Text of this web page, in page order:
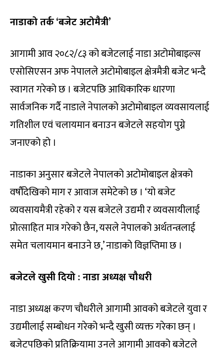
नाडाको तर्क ‘बजेट अटोमैत्री’
आगामी आव २०८२/८३ को बजेटलाई नाडा अटोमोबाइल्स
एसोसिएसन अफ नेपालले अटोमोबाइल क्षेत्रमैत्री बजेट भन्दै
स्वागत गरेको छ । बजेटपछि आधिकारिक धारणा
सार्वजनिक गर्दै नाडाले नेपालको अटोमोबाइल व्यवसायलाई
गतिशील एवं चलायमान बनाउन बजेटले सहयोग पुग्ने
जनाएको हो ।
नाडाका अनुसार बजेटले नेपालको अटोमोबाइल क्षेत्रको
वर्षौंदेखिको माग र आवाज समेटेको छ । ‘यो बजेट
व्यवसायमैत्री रहेको र यस बजेटले उद्यमी र व्यवसायीलाई
प्रोत्साहित मात्र गरेको छैन, यसले नेपालको अर्थतन्त्रलाई
समेत चलायमान बनाउने छ,’ नाडाको विज्ञप्तिमा छ ।
बजेटले खुसी दियो : नाडा अध्यक्ष चौधरी
नाडा अध्यक्ष करण चौधरीले आगामी आवको बजेटले युवा र
उद्यमीलाई सम्बोधन गरेको भन्दै खुसी व्यक्त गरेका छन् ।
बजेटपछिको प्रतिक्रियामा उनले आगामी आवको बजेटले